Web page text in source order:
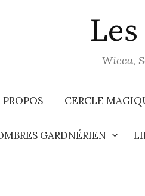
Wicca,
PROPOS CERCLE
GARDNÉRIEN